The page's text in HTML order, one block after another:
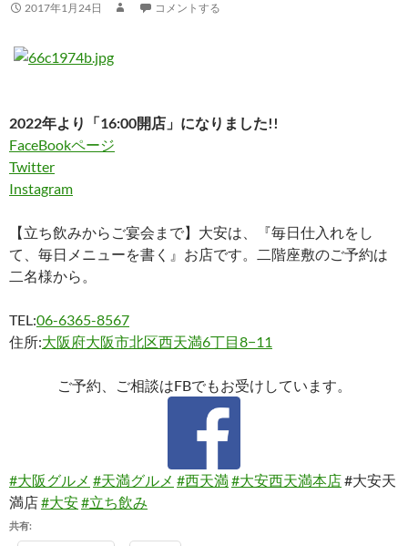
キ
プ
2017年1月24日 コメントする
2022年より「16:00開店」になりました!!
FaceBookページ
Twitter
Instagram
【立ち飲みからご宴会まで】大安は、『毎日仕入れをし
て、毎日メニューを書く』お店です。二階座敷のご予約は
二名様から。
TEL:06-6365-8567
住所:大阪府大阪市北区西天満6丁目8−11
ご予約、ご相談はFBでもお受けしています。
#大阪グルメ #天満グルメ #西天満#大安西天満本店#大安天
満店#大安#立ち飲み
共有: